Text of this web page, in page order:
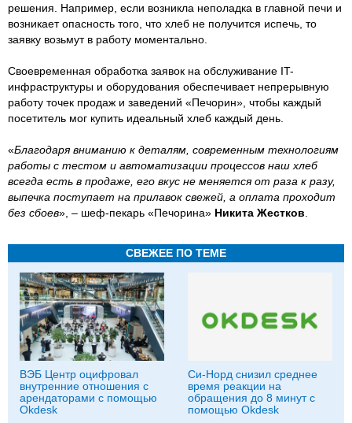
решения. Например, если возникла неполадка в главной печи и
возникает опасность того, что хлеб не получится испечь, то
заявку возьмут в работу моментально.
Своевременная обработка заявок на обслуживание IT-
инфраструктуры и оборудования обеспечивает непрерывную
работу точек продаж и заведений «Печорин», чтобы каждый
посетитель мог купить идеальный хлеб каждый день.
«Благодаря вниманию к деталям, современным технологиям
работы с тестом и автоматизации процессов наш хлеб
всегда есть в продаже, его вкус не меняется от раза к разу,
выпечка поступает на прилавок свежей, а оплата проходит
без сбоев», – шеф-пекарь «Печорина» Никита Жестков
СВЕЖЕЕ ПО ТЕМЕ
ВЭБ Центр оцифровал
внутренние отношения с
арендаторами с помощью
Okdesk
Си-Норд снизил среднее
время реакции на
обращения до 8 минут с
помощью Okdesk